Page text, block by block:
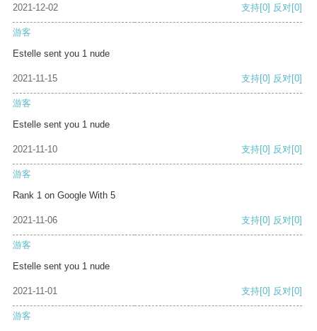
2021-12-02 支持[0] 反对[0]
游客
Estelle sent you 1 nude
2021-11-15 支持[0] 反对[0]
游客
Estelle sent you 1 nude
2021-11-10 支持[0] 反对[0]
游客
Rank 1 on Google With 5
2021-11-06 支持[0] 反对[0]
游客
Estelle sent you 1 nude
2021-11-01 支持[0] 反对[0]
游客